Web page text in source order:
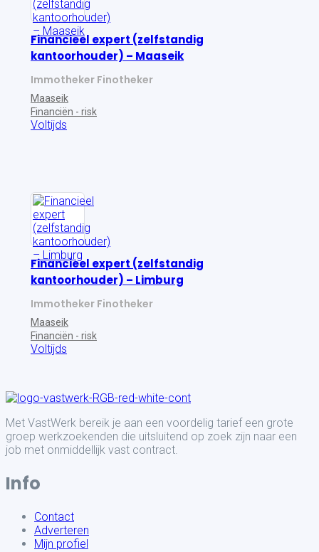
Financieel expert (zelfstandig
kantoorhouder) – Maaseik
Immotheker Finotheker
Maaseik
Financiën - risk
Voltijds
Financieel expert (zelfstandig
kantoorhouder) – Limburg
Immotheker Finotheker
Maaseik
Financiën - risk
Voltijds
Met VastWerk bereik je aan een voordelig tarief een grote
groep werkzoekenden die uitsluitend op zoek zijn naar een
job met onmiddellijk vast contract.
Info
Contact
Adverteren
Mijn profiel